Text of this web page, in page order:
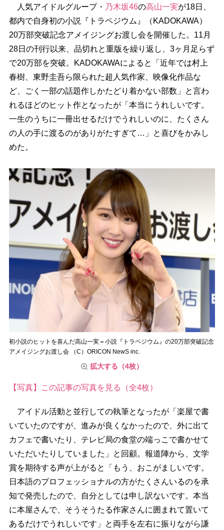
人気アイドルグループ・ 乃木坂46の高山一実が18日、
都内で自身初の小説『トラペジウム』（KADOKAWA）
20万部突破記念アメイジングお渡し会を開催した。11月
28日の刊行以来、品切れと重版を繰り返し、3ヶ月足らず
で20万部を突破。KADOKAWAによると「近年では村上
春樹、東野圭吾ら限られた超人気作家、映像化作品な
ど、ごく一部の話題作しかたどり着かない部数」と言わ
れるほどのヒット作となったが「本当にうれしいです。
一生のうちに一冊出せるだけでうれしいのに、たくさん
の人の手に渡るのがありがたすぎて…」と喜びをかみし
めた。
初小説のヒットを喜んだ高山一実＝小説『トラペジウム』の20万部突破記念
アメイジングお渡し会 （C）ORICON NewS inc.
拡大する（4枚）
【写真】この記事の写真を見る（全4枚）
アイドル活動と並行しての執筆となったが「楽屋で書
いていたのですが、進みが良くなかったので、外に出て
カフェで書いたり、テレビ局の食堂の端っこで書かせて
いただいたりしていました」と回顧。報道陣から、文学
賞を期待する声が上がると「もう、おこがましいです。
日本語のプロフェッショナルの方がたくさんいるのを承
知で発売したので、自分としては申し訳ないです。本当
に本屋さんで、そうそうたる作家さんに囲まれて置いて
あるだけでうれしいです」と両手を左右に振りながら謙